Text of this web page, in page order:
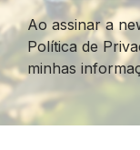
Ao assinar a
Política de
minhas